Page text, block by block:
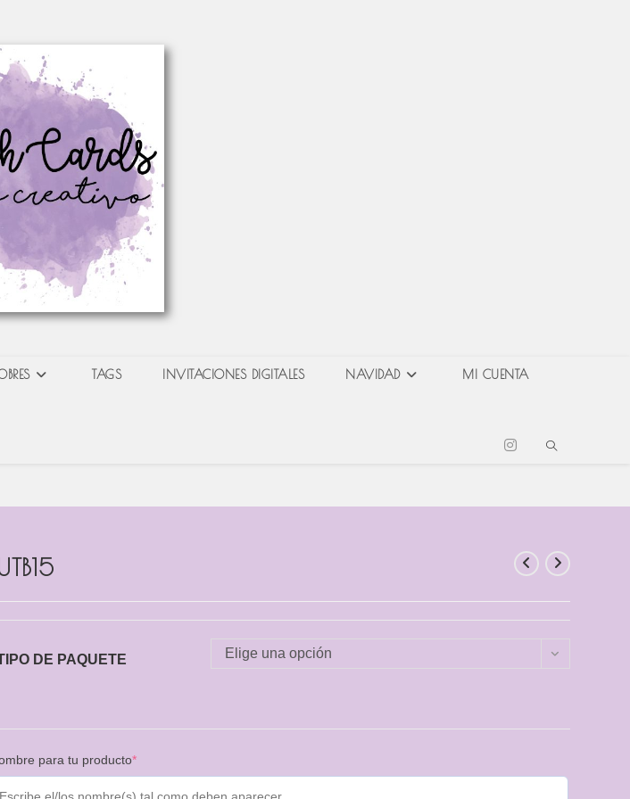
TAGS INVITACIONES DIGITALES NAVIDAD MI CUENTA
DE PAQUETE Elige una opción
para tu producto*